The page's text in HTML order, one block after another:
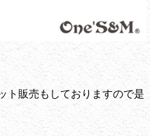
ト販売もしておりますので是